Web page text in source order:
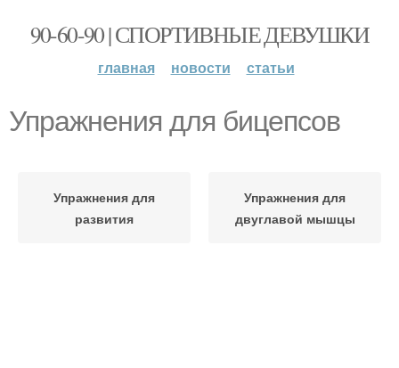
90-60-90 | СПОРТИВНЫЕ ДЕВУШКИ
главная новости статьи
Упражнения для бицепсов
Упражнения для
развития
Упражнения для
двуглавой мышцы